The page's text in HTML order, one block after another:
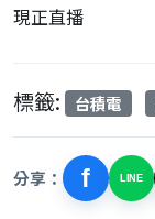
現正直播
標籤: 台積電
分享： f LINE